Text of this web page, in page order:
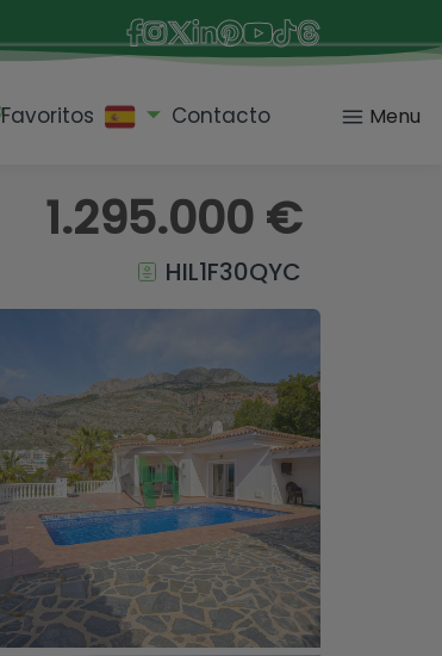
Favoritos Contacto Menu
1.295.000 €
HIL1F30QYC